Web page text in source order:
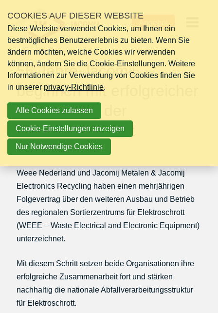
überspringen
Jump
to
navigation
Jump
to
main
56 Jahre Jacomij
beginnen mit erfolgreicher
Fortsetzung der
Zusammenarbeit
Montag 03 November 2025
Weee Nederland und Jacomij Metalen & Jacomij
Electronics Recycling haben einen mehrjährigen
Folgevertrag über den weiteren Ausbau und Betrieb
des regionalen Sortierzentrums für Elektroschrott
(WEEE – Waste Electrical and Electronic Equipment)
unterzeichnet.
Mit diesem Schritt setzen beide Organisationen ihre
erfolgreiche Zusammenarbeit fort und stärken
nachhaltig die nationale Abfallverarbeitungsstruktur
für Elektroschrott.
COOKIES AUF DIESER WEBSITE
Diese Website verwendet Cookies, um Ihnen ein
bestmögliches Benutzererlebnis zu bieten. Wenn Sie
ändern möchten, welche Cookies wir verwenden
können, ändern Sie die Cookie-Einstellungen. Weitere
Informationen zur Verwendung von Cookies finden Sie
in unserer privacy-Richtlinie.
Alle Cookies zulassen
Cookie-Einstellungen anzeigen
Nur Notwendige Cookies